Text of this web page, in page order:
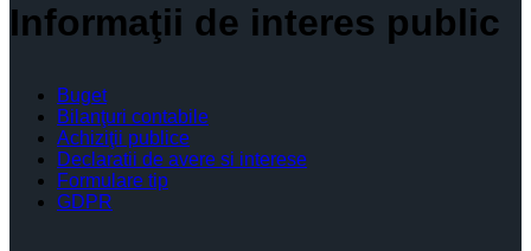
Informaţii de interes public
Buget
Bilanţuri contabile
Achiziţii publice
Declaratii de avere si interese
Formulare tip
GDPR